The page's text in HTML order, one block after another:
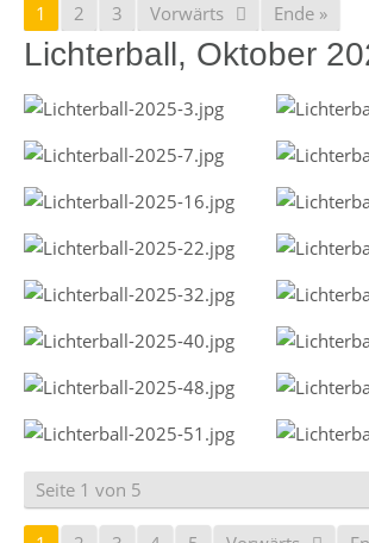
1 2 3 Vorwärts Ende »
Lichterball, Oktober
Seite 1 von 5